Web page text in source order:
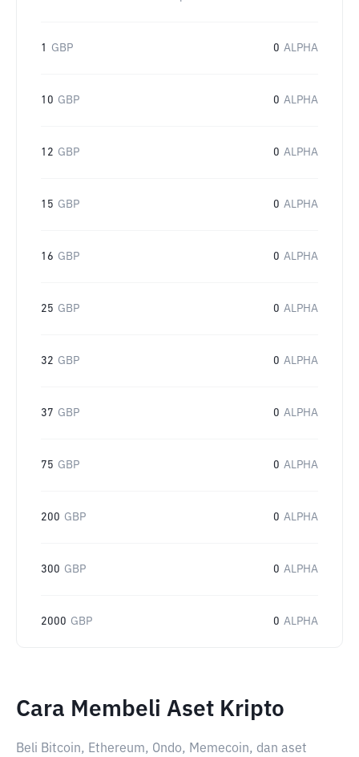
1 GBP 0 ALPHA
10 GBP 0 ALPHA
12 GBP 0 ALPHA
15 GBP 0 ALPHA
16 GBP 0 ALPHA
25 GBP 0 ALPHA
32 GBP 0 ALPHA
37 GBP 0 ALPHA
75 GBP 0 ALPHA
200 GBP 0 ALPHA
300 GBP 0 ALPHA
2000 GBP 0 ALPHA
Cara Membeli Aset Kripto
Beli Bitcoin, Ethereum, Ondo, Memecoin, dan aset